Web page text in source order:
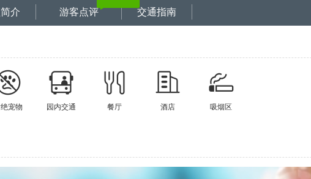
介 游客点评 交通指南
宠物 园内交通 餐厅 酒店 吸烟区